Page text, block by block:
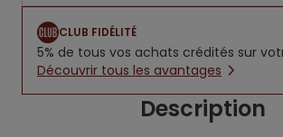
CLUB FIDÉLITÉ
5% de tous vos achats crédités sur
Découvrir tous les avantages
Description